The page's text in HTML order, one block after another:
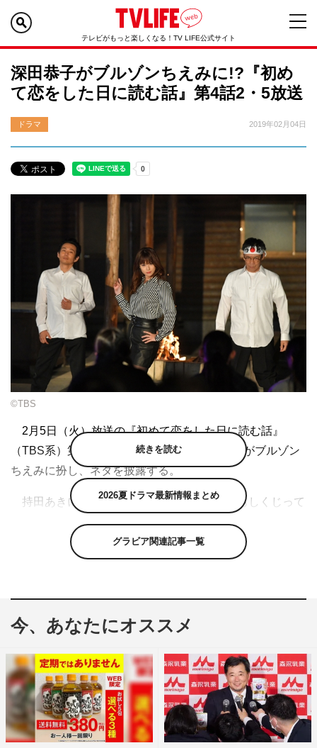
テレビがもっと楽しくなる！TV LIFE公式サイト
深田恭子がブルゾンちえみに!?『初め
て恋をした日に読む話』第4話2・5放送
ドラマ 2019年02月04日
©TBS
2月5日（火）放送の『初めて恋をした日に読む話』
（TBS系）第4話で、深田恭子演じる春見順子がブルゾン
ちえみに扮し、ネタを披露する。
持田あきによる同名漫画が原作。恋も仕事もしくじって
いる超鈍感なアラサー女子が、タイプの違う3人の男性か
らアプローチされるラッキー・ラブコメディ。永山絢斗、
横浜流星、中村倫也らが演じる男性陣が順子にそれぞれア
距離を近づけようとする姿が「キュンとする」と女性視聴
者を中心に話題に。
続きを読む
2026夏ドラマ最新情報まとめ
グラビア関連記事一覧
今、あなたにオススメ